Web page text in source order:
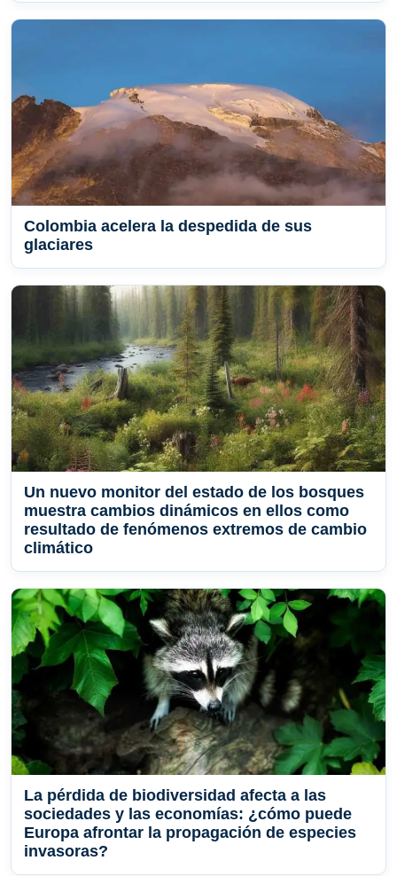
Colombia acelera la despedida de sus
glaciares
Un nuevo monitor del estado de los bosques
muestra cambios dinámicos en ellos como
resultado de fenómenos extremos de cambio
climático
La pérdida de biodiversidad afecta a las
sociedades y las economías: ¿cómo puede
Europa afrontar la propagación de especies
invasoras?